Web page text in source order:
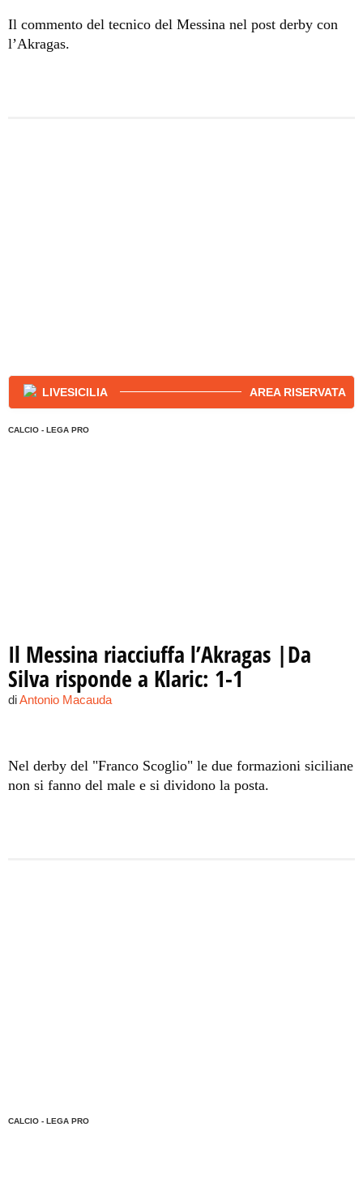
Il commento del tecnico del Messina nel post derby con
l’Akragas.
AREA RISERVATA
CALCIO - LEGA PRO
Il Messina riacciuffa l’Akragas |Da
Silva risponde a Klaric: 1-1
diAntonio Macauda
Nel derby del "Franco Scoglio" le due formazioni siciliane
non si fanno del male e si dividono la posta.
CALCIO - LEGA PRO